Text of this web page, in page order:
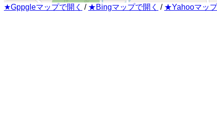
★Gppgleマップで開く / ★Bingマップで開く / ★Yahooマッ